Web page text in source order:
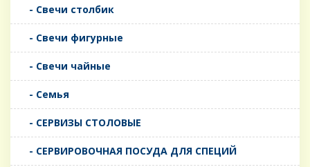
- Свечи столбик
- Свечи фигурные
- Свечи чайные
- Семья
- СЕРВИЗЫ СТОЛОВЫЕ
- СЕРВИРОВОЧНАЯ ПОСУДА ДЛЯ СПЕЦИЙ